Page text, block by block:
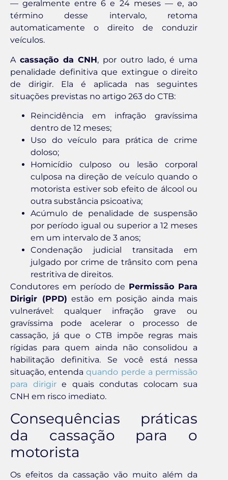
— geralmente entre 6 e 24 meses — e, ao
término desse intervalo, retoma
automaticamente o direito de conduzir
veículos.
A cassação da CNH, por outro lado, é uma
penalidade definitiva que extingue o direito
de dirigir. Ela é aplicada nas seguintes
situações previstas no artigo 263 do CTB:
Reincidência em infração gravíssima
dentro de 12 meses;
Uso do veículo para prática de crime
doloso;
Homicídio culposo ou lesão corporal
culposa na direção de veículo quando o
motorista estiver sob efeito de álcool ou
outra substância psicoativa;
Acúmulo de penalidade de suspensão
por período igual ou superior a 12 meses
em um intervalo de 3 anos;
Condenação judicial transitada em
julgado por crime de trânsito com pena
restritiva de direitos.
Condutores em período de Permissão Para
Dirigir (PPD) estão em posição ainda mais
vulnerável: qualquer infração grave ou
gravíssima pode acelerar o processo de
cassação, já que o CTB impõe regras mais
rígidas para quem ainda não consolidou a
habilitação definitiva. Se você está nessa
situação, entendaquando perde a permissão
para dirigire quais condutas colocam sua
CNH em risco imediato.
Consequências práticas
da cassação para o
motorista
Os efeitos da cassação vão muito além da